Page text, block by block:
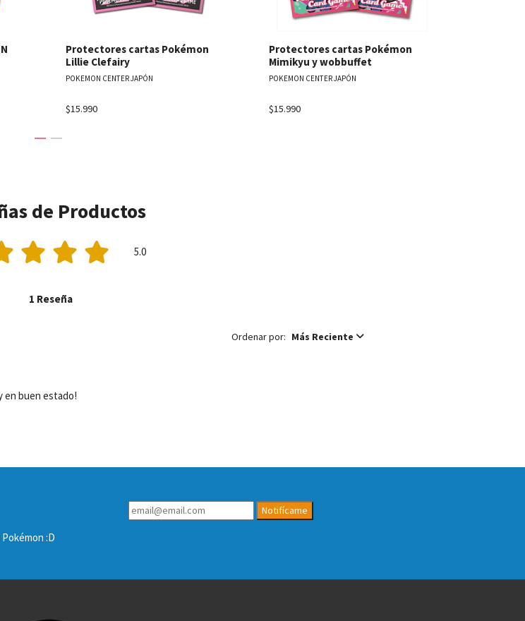
Protectores cartas Pokémon
Lillie Clefairy
POKEMON CENTER JAPÓN
$15.990
Protectores cartas Pokémon
Mimikyu y wobbuffet
POKEMON CENTER JAPÓN
$15.990
de Productos
5.0
1 Reseña
Ordenar por: Más Reciente
en buen estado!
:D
Notifícame